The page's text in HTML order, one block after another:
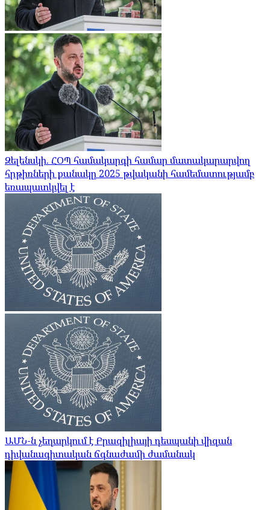
Զելենսկի. ՀՕՊ համակարգի համար մատակարարվող
հրթիռների քանակը 2025 թվականի համեմատությամբ
եռապատկվել է
ԱՄՆ-ն չեղարկում է Բրազիլիայի դեսպանի վիզան
դիվանագիտական ​​ճգնաժամի ժամանակ